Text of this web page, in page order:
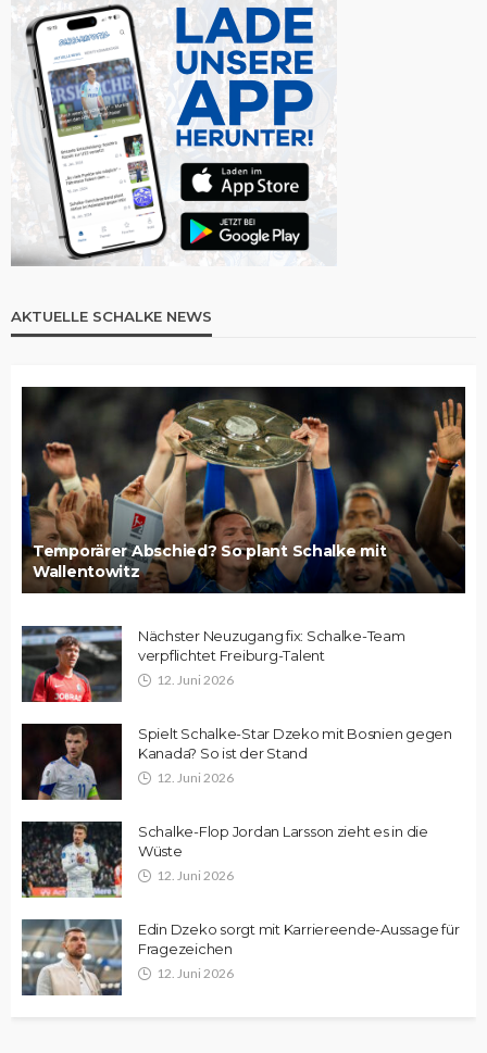
AKTUELLE SCHALKE NEWS
Temporärer Abschied? So plant Schalke mit
Wallentowitz
Nächster Neuzugang fix: Schalke-Team
verpflichtet Freiburg-Talent
12. Juni 2026
Spielt Schalke-Star Dzeko mit Bosnien gegen
Kanada? So ist der Stand
12. Juni 2026
Schalke-Flop Jordan Larsson zieht es in die
Wüste
12. Juni 2026
Edin Dzeko sorgt mit Karriereende-Aussage für
Fragezeichen
12. Juni 2026